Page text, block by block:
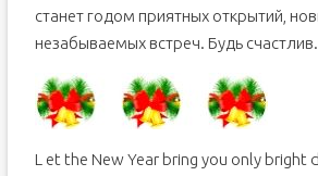
станет годом приятных открытий,
незабываемых встреч. Будь
L et the New Year bring you only bright